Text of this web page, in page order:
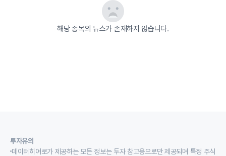
해당 종목의 뉴스가 존재하지 않습니다.
투자유의
데이터히어로가 제공하는 모든 정보는 투자 참고용으로만 제공되며 특정 주식